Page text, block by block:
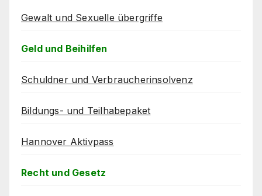
Gewalt und Sexuelle übergriffe
Geld und Beihilfen
Schuldner und Verbraucherinsolvenz
Bildungs- und Teilhabepaket
Hannover Aktivpass
Recht und Gesetz